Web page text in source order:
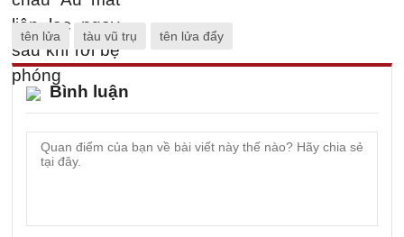
tên lửa tàu vũ trụ tên lửa đẩy
Bình luận